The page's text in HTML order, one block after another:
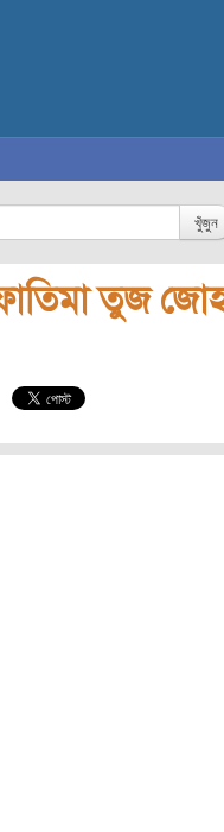
খুঁজুন
তুজ